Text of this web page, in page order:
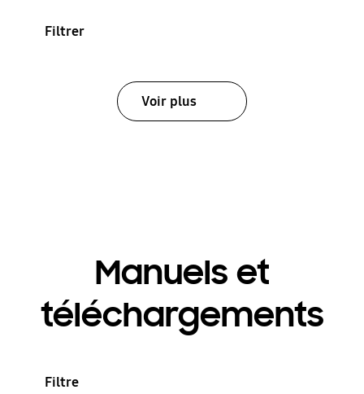
Filtrer
Voir plus
Manuels et
téléchargements
Filtre